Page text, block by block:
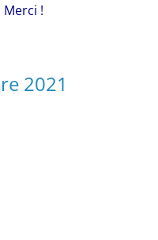
Merci !
2021